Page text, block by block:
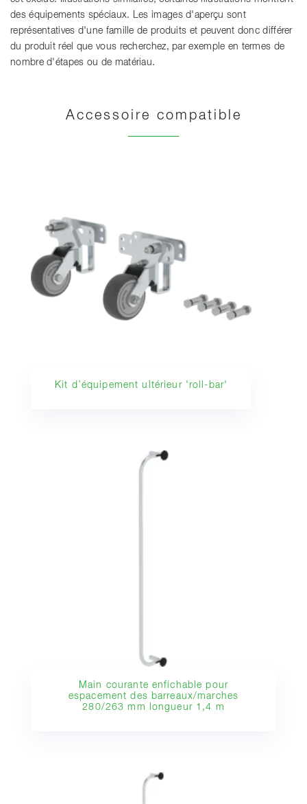
des équipements spéciaux. Les images d'aperçu sont
représentatives d'une famille de produits et peuvent donc différer
du produit réel que vous recherchez, par exemple en termes de
nombre d'étapes ou de matériau.
Accessoire compatible
Kit d’équipement ultérieur 'roll-bar'
Main courante enfichable pour
espacement des barreaux/marches
280/263 mm longueur 1,4 m